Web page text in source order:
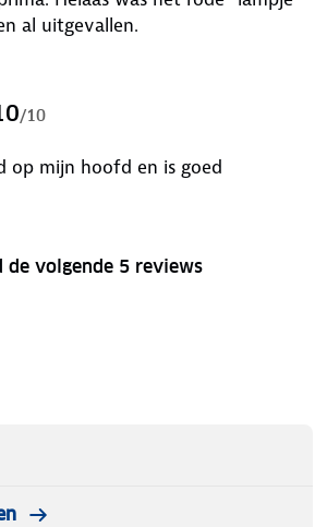
al uitgevallen.
/10
op mijn hoofd en is goed
de volgende 5 reviews